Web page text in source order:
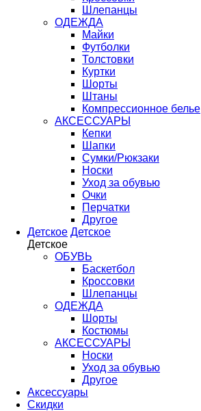
Шлепанцы
ОДЕЖДА
Майки
Футболки
Толстовки
Куртки
Шорты
Штаны
Компрессионное белье
АКСЕССУАРЫ
Кепки
Шапки
Сумки/Рюкзаки
Носки
Уход за обувью
Очки
Перчатки
Другое
Детское Детское
Детское
ОБУВЬ
Баскетбол
Кроссовки
Шлепанцы
ОДЕЖДА
Шорты
Костюмы
АКСЕССУАРЫ
Носки
Уход за обувью
Другое
Аксессуары
Скидки